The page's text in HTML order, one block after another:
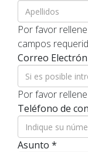
Por favor
campos
Correo
Por favor
Teléfono de
Asunto *